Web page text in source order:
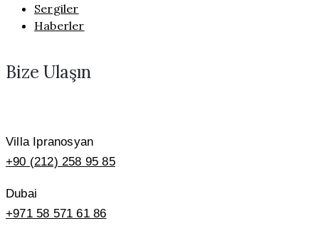
Sergiler
Haberler
Bize Ulaşın
Villa Ipranosyan
+90 (212) 258 95 85
Dubai
+971 58 571 61 86